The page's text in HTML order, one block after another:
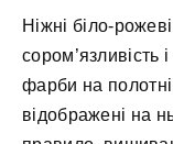
Ніжні біло-
сором’язливість
фарби на
відображені на